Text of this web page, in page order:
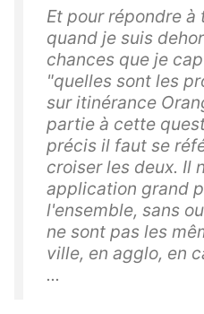
Et pour répondre
quand je suis
chances que je
"quelles sont les
sur itinérance
partie à cette
précis il faut se
croiser les deux. Il
application grand
l'ensemble, sans
ne sont pas les
ville, en agglo, en
...